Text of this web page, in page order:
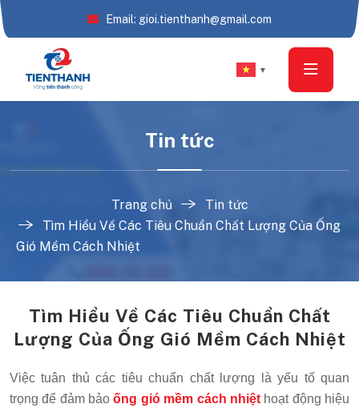
Email: gioi.tienthanh@gmail.com
▼
Tin tức
Trang chủ
Tin tức
Tìm Hiểu Về Các Tiêu Chuẩn Chất Lượng Của Ống
Gió Mềm Cách Nhiệt
Tìm Hiểu Về Các Tiêu Chuẩn Chất
Lượng Của Ống Gió Mềm Cách Nhiệt
Việc tuân thủ các tiêu chuẩn chất lượng là yếu tố quan
trọng để đảm bảoống gió mềm cách nhiệthoạt động hiệu